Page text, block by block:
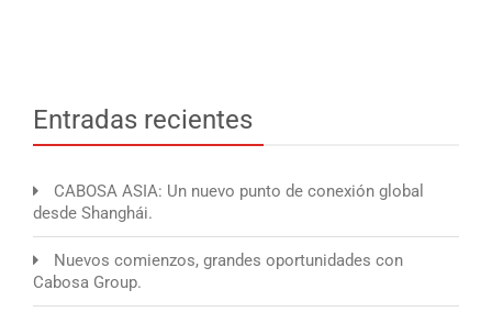
Entradas recientes
CABOSA ASIA: Un nuevo punto de conexión global
desde Shanghái.
Nuevos comienzos, grandes oportunidades con
Cabosa Group.